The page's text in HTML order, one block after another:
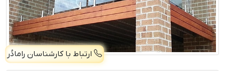
ارتباط با کارشناسان رامادُر